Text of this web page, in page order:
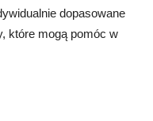
dopasowane
które mogą pomóc w